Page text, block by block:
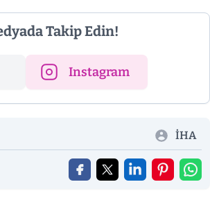
Takip Edin!
Instagram
İHA